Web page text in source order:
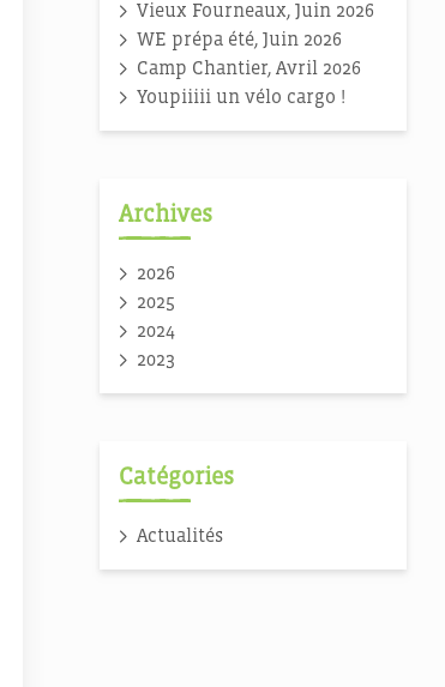
en 2026 !
Vieux Fourneaux, Juin 2026
WE prépa été, Juin 2026
Camp Chantier, Avril 2026
Youpiiiii un vélo cargo !
Archives
2026
2025
2024
2023
Catégories
Actualités